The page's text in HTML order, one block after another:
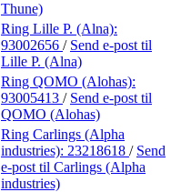
Thune)
Ring Lille P. (Alna):
93002656 / Send e-post til
Lille P. (Alna)
Ring QOMO (Alohas):
93005413 / Send e-post til
QOMO (Alohas)
Ring Carlings (Alpha
industries): 23218618 / Send
e-post til Carlings (Alpha
industries)